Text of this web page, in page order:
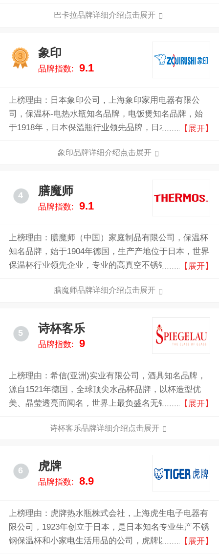
巴卡拉品牌详细介绍点击展开
3
象印
品牌指数: 9.1
上榜理由：日本象印公司，上海象印家用电器有限公
司，保温杯-电热水瓶知名品牌，电饭煲知名品牌，始
于1918年，日本保溫瓶行业领先品牌，日本高质量消费
的制造企业。
【展开】
象印品牌详细介绍点击展开
4 膳魔师
品牌指数: 9.1
上榜理由：膳魔师（中国）家庭制品有限公司，保温杯
知名品牌，始于1904年德国，生产产地位于日本，世界
保温杯行业领先企业，专业的高真空不锈钢家庭用品系
【展开】
膳魔师品牌详细介绍点击展开
5 诗杯客乐
品牌指数: 9
上榜理由：希信(亚洲)实业有限公司，酒具知名品牌，
源自1521年德国，全球顶尖水晶杯品牌，以杯造型优
美、晶莹透亮而闻名，世界上最负盛名无铅水晶酒杯制
【展开】
诗杯客乐品牌详细介绍点击展开
6 虎牌
品牌指数: 8.9
上榜理由：虎牌热水瓶株式会社，上海虎生电子电器有
限公司，1923年创立于日本，是日本知名专业生产不锈
钢保温杯和小家电生活用品的公司，虎牌以生产保温瓶
【展开】